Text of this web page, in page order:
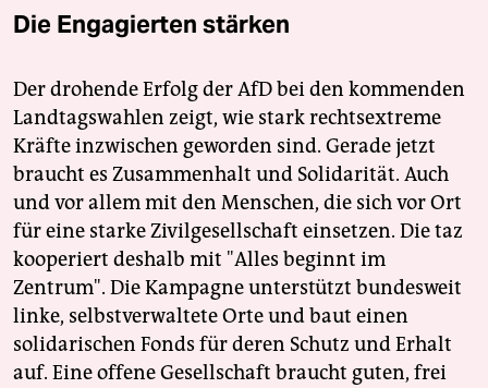
Die Engagierten stärken
Der drohende Erfolg der AfD bei den kommenden
Landtagswahlen zeigt, wie stark rechtsextreme
Kräfte inzwischen geworden sind. Gerade jetzt
braucht es Zusammenhalt und Solidarität. Auch
und vor allem mit den Menschen, die sich vor Ort
für eine starke Zivilgesellschaft einsetzen. Die taz
kooperiert deshalb mit "Alles beginnt im
Zentrum". Die Kampagne unterstützt bundesweit
linke, selbstverwaltete Orte und baut einen
solidarischen Fonds für deren Schutz und Erhalt
auf. Eine offene Gesellschaft braucht guten, frei